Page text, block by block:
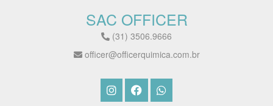
SAC OFFICER
(31) 3506.9666
officer@officerquimica.com.br